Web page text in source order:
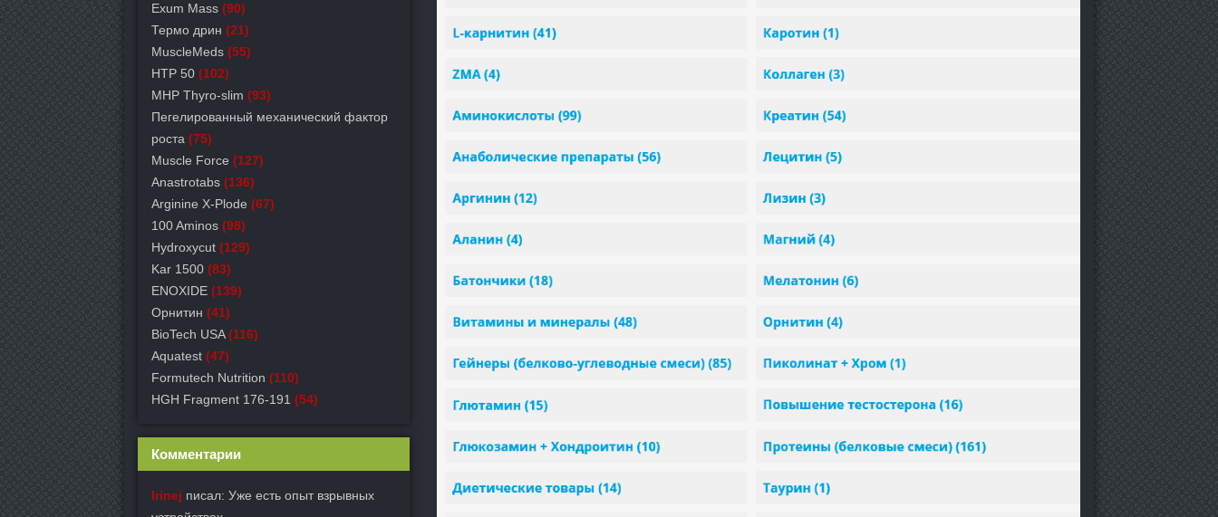
Exum Mass (90)
Термо дрин (21)
MuscleMeds (55)
HTP 50 (102)
MHP Thyro-slim (93)
Пегелированный механический фактор
роста (75)
Muscle Force (127)
Anastrotabs (136)
Arginine X-Plode (67)
100 Aminos (98)
Hydroxycut (129)
Kar 1500 (83)
ENOXIDE (139)
Орнитин (41)
BioTech USA (116)
Aquatest (47)
Formutech Nutrition (110)
HGH Fragment 176-191 (54)
Комментарии
Irinej писал: Уже есть опыт взрывных